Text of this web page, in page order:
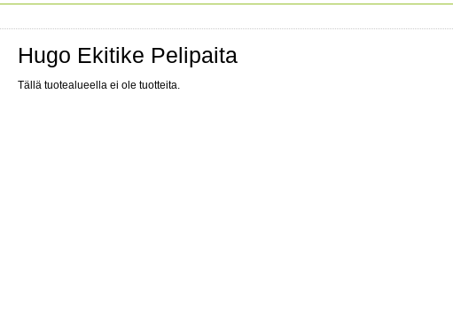
Hugo Ekitike Pelipaita
Tällä tuotealueella ei ole tuotteita.